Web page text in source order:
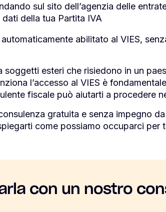
sul sito dell’agenzia delle
dati della tua Partita IVA
abilitato al VIES,
soggetti esteri che risiedono in un
l’accesso al VIES è
fiscale può aiutarti a procedere
gratuita e senza impegno
come possiamo occuparci per
con un nostro